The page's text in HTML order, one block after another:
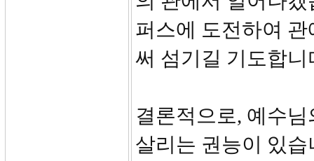
퍼스에 도전하여
써 섬기길 기도합니
결론적으로, 예수
살리는 권능이 있